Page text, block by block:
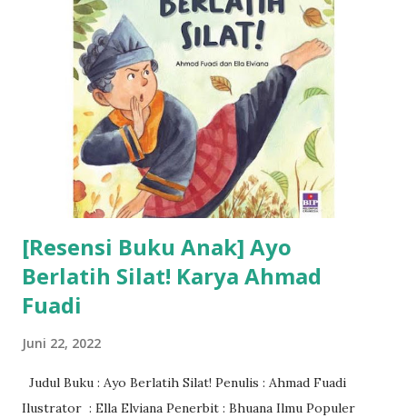
[Resensi Buku Anak] Ayo
Berlatih Silat! Karya Ahmad
Fuadi
Juni 22, 2022
Judul Buku : Ayo Berlatih Silat! Penulis : Ahmad Fuadi
Ilustrator : Ella Elviana Penerbit : Bhuana Ilmu Populer